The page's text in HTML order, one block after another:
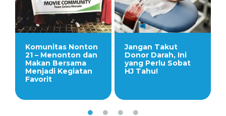
Komunitas Nonton
21 – Menonton dan
Makan Bersama
Menjadi Kegiatan
Favorit
Jangan Takut
Donor Darah, Ini
yang Perlu Sobat
HJ Tahu!